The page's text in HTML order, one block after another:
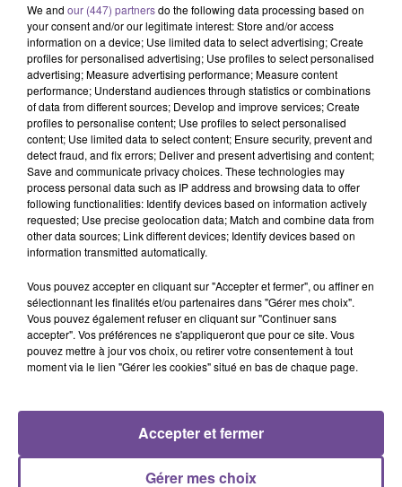
Dans le secteur de Maison Feyne, une société recherche un
préparateur de commandes (H/F). Au sein d’une industrie
agroalimentaire, vous serez chargé de la préparation des
commandes, vous devrez porter des charges, manipuler les
cartons et vous travaillerez dans le froid. Vous devez être
disponible pour travailler sur des quarts de travail. Les
débutants ou travailleurs sans qualifications sont les
Référence de l’offre Pôle Emploi : 146JHGX
RADIO ACTUS
We and our (447) partnersdo the following data processing based on
your consent and/or our legitimate interest: Store and/or access
information on a device; Use limited data to select advertising; Create
profiles for personalised advertising; Use profiles to select personalised
advertising; Measure advertising performance; Measure content
performance; Understand audiences through statistics or combinations
of data from different sources; Develop and improve services; Create
profiles to personalise content; Use profiles to select personalised
content; Use limited data to select content; Ensure security, prevent and
detect fraud, and fix errors; Deliver and present advertising and content;
Save and communicate privacy choices. These technologies may
process personal data such as IP address and browsing data to offer
following functionalities: Identify devices based on information actively
requested; Use precise geolocation data; Match and combine data from
other data sources; Link different devices; Identify devices based on
information transmitted automatically.
Vous pouvez accepter en cliquant sur "Accepter et fermer", ou affiner en
sélectionnant les finalités et/ou partenaires dans "Gérer mes choix".
Vous pouvez également refuser en cliquant sur "Continuer sans
accepter". Vos préférences ne s'appliqueront que pour ce site. Vous
pouvez mettre à jour vos choix, ou retirer votre consentement à tout
moment via le lien "Gérer les cookies" situé en bas de chaque page.
Gérer mes choix
Accepter et fermer